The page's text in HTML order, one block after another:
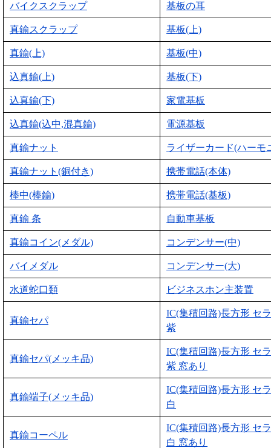
バイクスクラップ 基板の耳
真鍮スクラップ 基板(上)
真鍮(上) 基板(中)
込真鍮(上) 基板(下)
込真鍮(下) 家電基板
込真鍮(込中,混真鍮) 電源基板
真鍮ナット ライザーカード(ハーモ
真鍮ナット(銅付き) 携帯電話(本体)
棒中(棒鍮) 携帯電話(基板)
真鍮 条 自動車基板
真鍮コイン(メダル) コンデンサー(中)
バイメダル コンデンサー(大)
水道蛇口類 ビジネスホン主装置
真鍮セパ
IC(集積回路)長方形 セ
紫
真鍮セパ(メッキ品)
IC(集積回路)長方形 セ
紫 窓あり
真鍮端子(メッキ品)
IC(集積回路)長方形 セ
白
真鍮コーペル
IC(集積回路)長方形 セ
白 窓あり